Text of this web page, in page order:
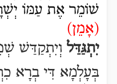
שׁוֹמֵר אֶת עַמּוֹ
(אָמֵן)
יִתְגַּדַּל וְיִתְקַדַּשׁ
בְּעָלְמָא דִּי בְרָא